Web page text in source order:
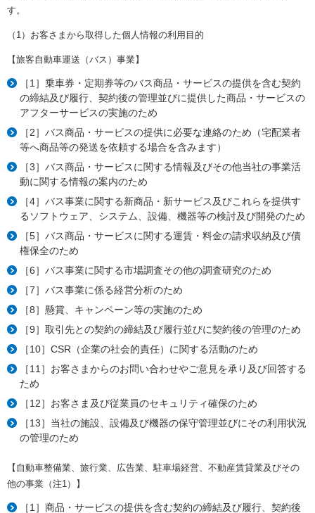
す。
（1）お客さまから取得した個人情報の利用目的
【旅客自動車運送（バス）事業】
［1］乗車券・定期券等のバス商品・サービスの提供を含む契約
の締結及び履行、契約後の管理並びに提供した商品・サービスの
アフターサービスの実施のため
［2］バス商品・サービスの提供に必要な連絡のため（宅配業者
等へ商品等の発送を依頼する場合を含みます）
［3］バス商品・サービスに関する情報及びその他当社の事業活
動に関する情報の案内のため
［4］バス事業に関する新商品・新サービス及びこれらを提供す
るソフトウェア、システム、設備、機器等の検討及び開発のため
［5］バス商品・サービスに関する運賃・料金の請求収納及び債
権保全のため
［6］バス事業に関する市場調査その他の調査研究のため
［7］バス事業に係る経営分析のため
［8］懸賞、キャンペーン等の実施のため
［9］取引先との契約の締結及び履行並びに契約後の管理のため
［10］CSR（企業の社会的責任）に関する活動のため
［11］お客さまからのお問い合わせやご意見を承り及び回答する
ため
［12］お客さま及び従業員のセキュリティ確保のため
［13］当社の施設、設備及び機器の保守管理並びにその利用状況
の管理のため
【自動車整備業、旅行業、広告業、駐車場経営、不動産賃貸業及びその
他の事業（注1）】
［1］商品・サービスの提供を含む契約の締結及び履行、契約後